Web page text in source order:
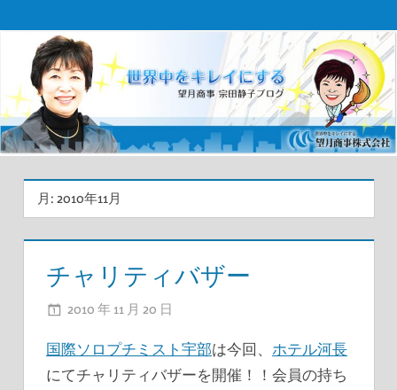
ツ
へ
望
月
商
事
宗
田
月: 2010年11月
チャリティバザー
2010 年 11 月 20 日
国際ソロプチミスト宇部は今回、 ホテル河長
にてチャリティバザーを開催！！会員の持ち